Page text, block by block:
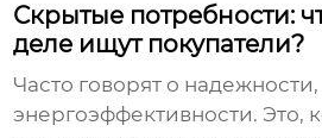
Скрытые потребности:
деле ищут покупатели?
Часто говорят о
энергоэффективности. Это,